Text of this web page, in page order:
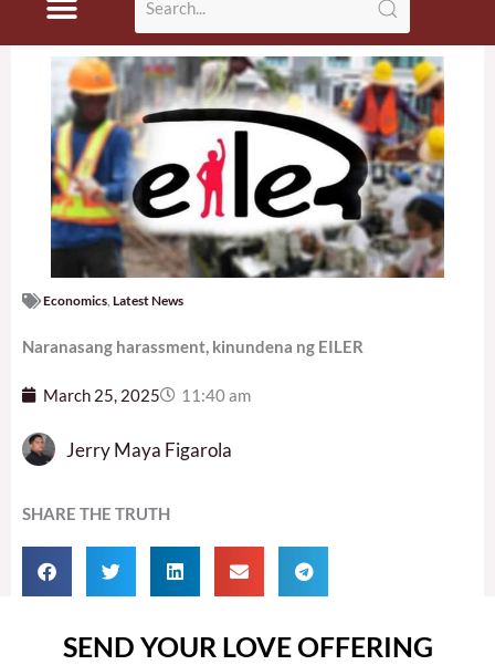
Economics Latest News
Naranasang harassment, kinundena ng EILER
March 25, 2025 11:40 am
Jerry Maya Figarola
SHARE THE TRUTH
SEND YOUR LOVE OFFERING